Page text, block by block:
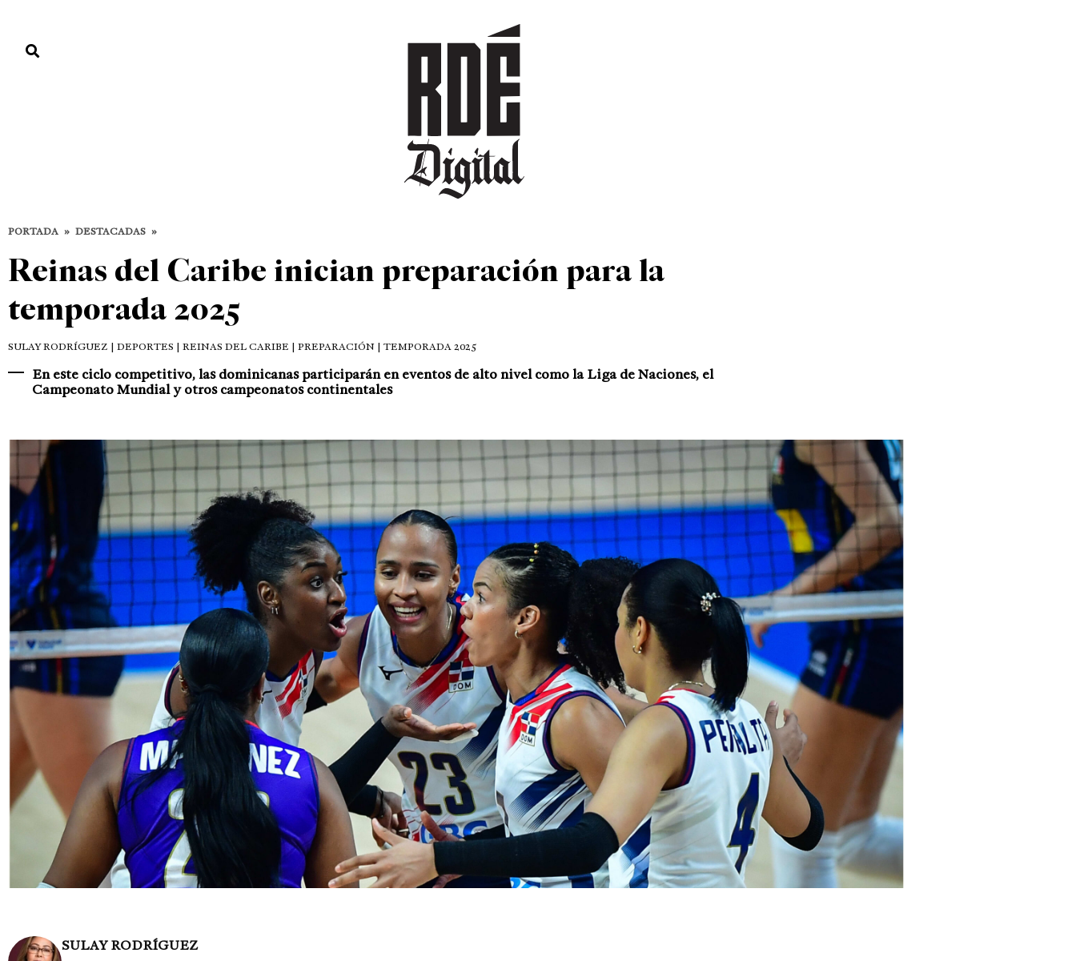
DEPORTES CULTURA ENTRETENIMIENTO
PORTADA » DESTACADAS »
Reinas del Caribe inician preparación para la
temporada 2025
SULAY RODRÍGUEZ | DEPORTES | REINAS DEL CARIBE | PREPARACIÓN | TEMPORADA 2025
En este ciclo competitivo, las dominicanas participarán en eventos de alto nivel como la Liga de Naciones, el
Campeonato Mundial y otros campeonatos continentales
SULAY RODRÍGUEZ